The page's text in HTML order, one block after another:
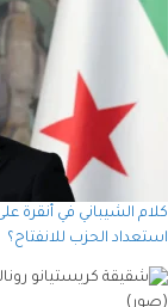
كلام الشيباني في أنقرة
استعداد الحزب للانفتاح؟